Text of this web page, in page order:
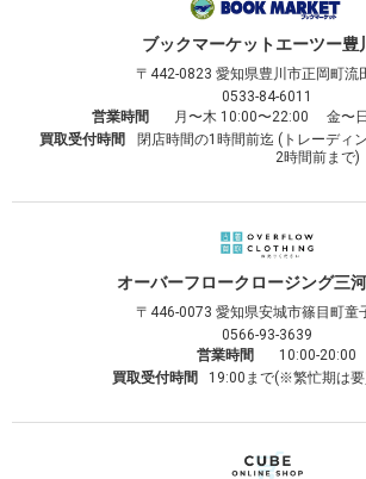
ブックマーケットエーツー豊
〒442-0823 愛知県豊川市正岡町流
0533-84-6011
営業時間
月〜木 10:00〜22:00 金〜
買取受付時間
閉店時間の1時間前迄 (トレーディ
2時間前まで)
オーバーフロークロージング三
〒446-0073 愛知県安城市篠目町童
0566-93-3639
営業時間
10:00-20:00
買取受付時間
19:00まで(※繁忙期は要